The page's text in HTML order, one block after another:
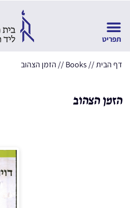
דף הבית//
Books
// הזמן הצהוב
הזמן הצהוב